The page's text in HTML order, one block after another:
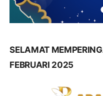
SELAMAT
FEBRUARI 2025